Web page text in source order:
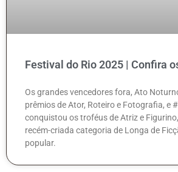
Festival do Rio 2025 | Confira
Os grandes vencedores fora, Ato
prêmios de Ator, Roteiro e Fotografia, e
conquistou os troféus de Atriz e
recém-criada categoria de Longa de
popular.